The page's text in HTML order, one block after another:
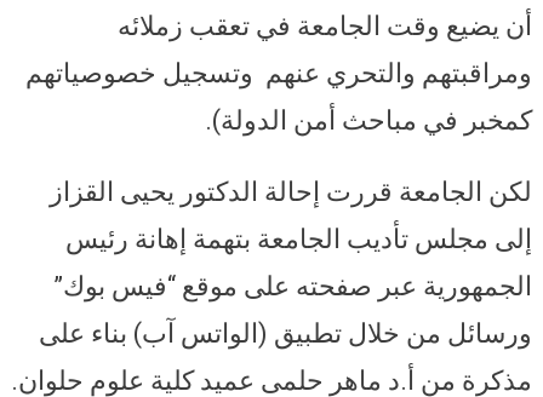
أن يضيع وقت الجامعة في تعقب زملائه
ومراقبتهم والتحري عنهم وتسجيل خصوصياتهم
كمخبر في مباحث أمن الدولة).
لكن الجامعة قررت إحالة الدكتور يحيى القزاز
إلى مجلس تأديب الجامعة بتهمة إهانة رئيس
الجمهورية عبر صفحته على موقع “فيس بوك”
ورسائل من خلال تطبيق (الواتس آب) بناء على
مذكرة من أ.د ماهر حلمى عميد كلية علوم حلوان.